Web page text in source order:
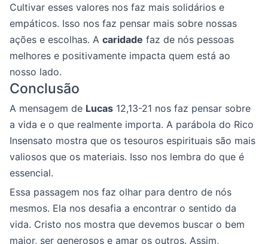
Cultivar esses valores nos faz mais solidários e
empáticos. Isso nos faz pensar mais sobre nossas
ações e escolhas. A caridade faz de nós pessoas
melhores e positivamente impacta quem está ao
nosso lado.
Conclusão
A mensagem de Lucas 12,13-21 nos faz pensar sobre
a vida e o que realmente importa. A parábola do Rico
Insensato mostra que os tesouros espirituais são mais
valiosos que os materiais. Isso nos lembra do que é
essencial.
Essa passagem nos faz olhar para dentro de nós
mesmos. Ela nos desafia a encontrar o sentido da
vida. Cristo nos mostra que devemos buscar o bem
maior, ser generosos e amar os outros. Assim,